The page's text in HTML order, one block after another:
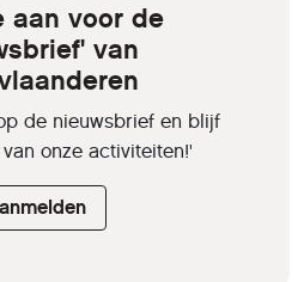
aan voor de
van
de nieuwsbrief en blijf
onze activiteiten!'